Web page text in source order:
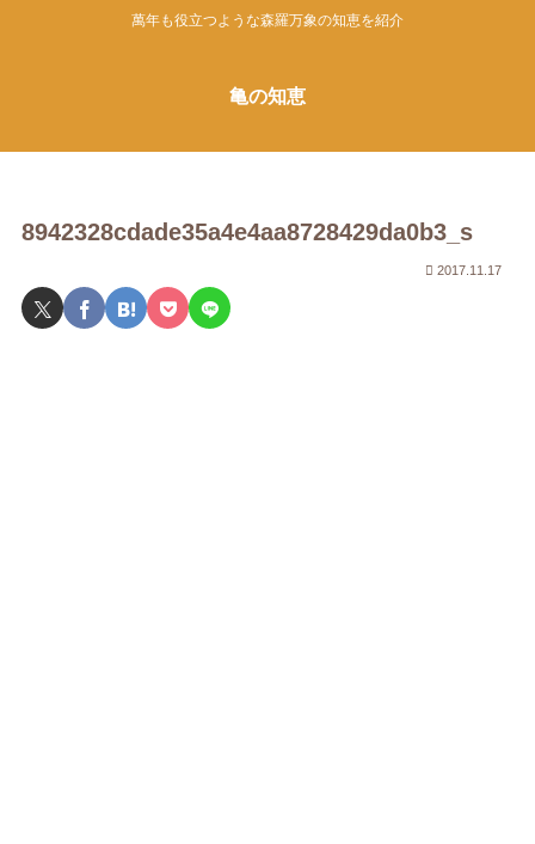
萬年も役立つような森羅万象の知恵を紹介
亀の知恵
8942328cdade35a4e4aa8728429da0b3_s
2017.11.17